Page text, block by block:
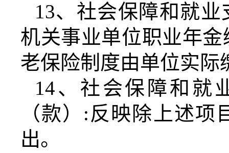
13、社会保障和就
机关事业单位职业年
老保险制度由单位实际
14、社会保障和就
（款） : 反映除上述项
出。